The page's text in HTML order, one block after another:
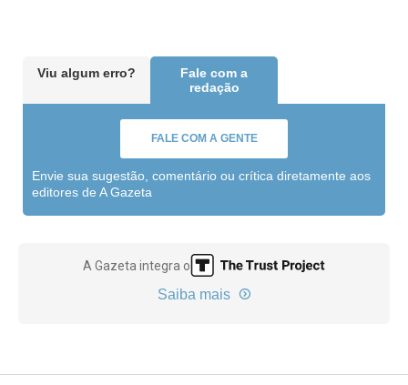
Viu algum erro?
Fale com a
redação
FALE COM A GENTE
Envie sua sugestão, comentário ou crítica diretamente aos
editores de A Gazeta
A Gazeta integra o
Saiba mais